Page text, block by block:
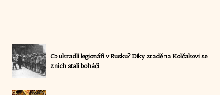
Co ukradli legionáři v Rusku? Díky zradě na Kolčakovi se
z nich stali boháči